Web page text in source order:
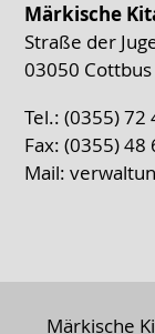
Märkische
Straße der
03050 Cottbus
Tel.: (0355) 72
Fax: (0355) 48
Mail:
Märkische